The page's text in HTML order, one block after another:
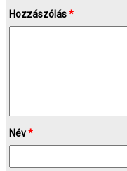
Hozzászólás*
Név*